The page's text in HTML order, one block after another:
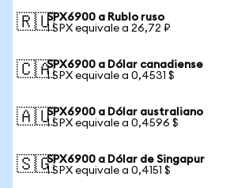
🇷🇺SPX6900 a Rublo ruso
1 SPX equivale a 26,72 ₽
🇨🇦SPX6900 a Dólar canadiense
1 SPX equivale a 0,4531 $
🇦🇺SPX6900 a Dólar australiano
1 SPX equivale a 0,4596 $
🇸🇬SPX6900 a Dólar de Singapur
1 SPX equivale a 0,4151 $